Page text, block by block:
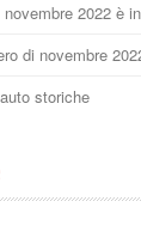
2022 è
di novembre
storiche